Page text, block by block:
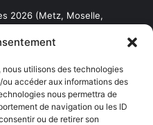
utilisons des technologies
accéder aux informations des
nous permettra de
de navigation ou les ID
ou de retirer son
2026 (Metz, Moselle,